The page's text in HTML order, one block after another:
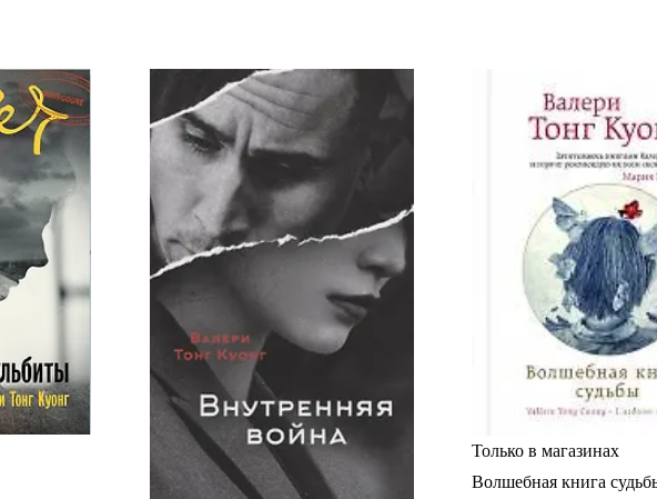
Только в магазинах
Волшебная книга